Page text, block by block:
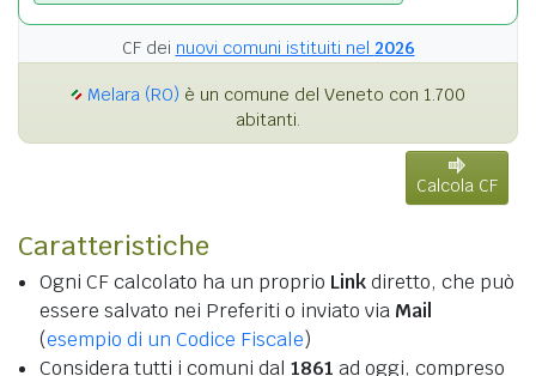
CF dei nuovi comuni istituiti nel 2026
Melara (RO) è un comune del Veneto con 1.700
abitanti.
Calcola CF
Caratteristiche
Ogni CF calcolato ha un proprio Linkdiretto, che può
essere salvato nei Preferiti o inviato via Mail
(esempio di un Codice Fiscale)
Considera tutti i comuni dal 1861 ad oggi, compreso